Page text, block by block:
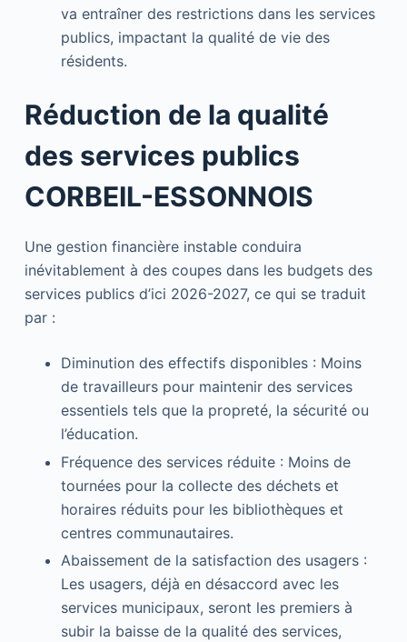
va entraîner des restrictions dans les services
publics, impactant la qualité de vie des
résidents.
Réduction de la qualité
des services publics
CORBEIL-ESSONNOIS
Une gestion financière instable conduira
inévitablement à des coupes dans les budgets des
services publics d’ici 2026-2027, ce qui se traduit
par :
Diminution des effectifs disponibles : Moins
de travailleurs pour maintenir des services
essentiels tels que la propreté, la sécurité ou
l’éducation.
Fréquence des services réduite : Moins de
tournées pour la collecte des déchets et
horaires réduits pour les bibliothèques et
centres communautaires.
Abaissement de la satisfaction des usagers :
Les usagers, déjà en désaccord avec les
services municipaux, seront les premiers à
subir la baisse de la qualité des services,